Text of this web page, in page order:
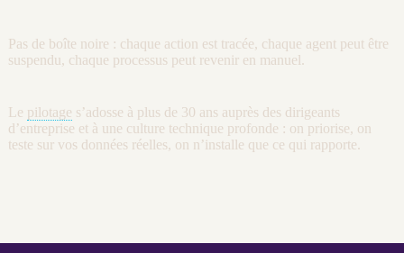
Pas de boîte noire : chaque action est tracée, chaque agent peut être
suspendu, chaque processus peut revenir en manuel.
Le pilotage s’adosse à plus de 30 ans auprès des dirigeants
d’entreprise et à une culture technique profonde : on priorise, on
teste sur vos données réelles, on n’installe que ce qui rapporte.